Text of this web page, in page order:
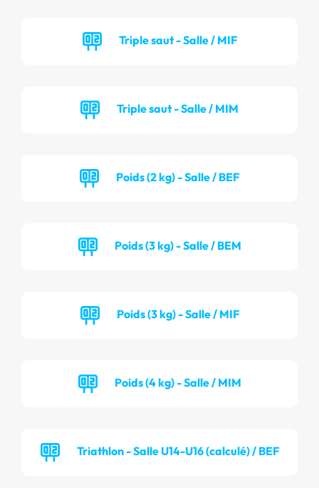
Triple saut - Salle / MIF
Triple saut - Salle / MIM
Poids (2 kg) - Salle / BEF
Poids (3 kg) - Salle / BEM
Poids (3 kg) - Salle / MIF
Poids (4 kg) - Salle / MIM
Triathlon - Salle U14-U16 (calculé) / BEF